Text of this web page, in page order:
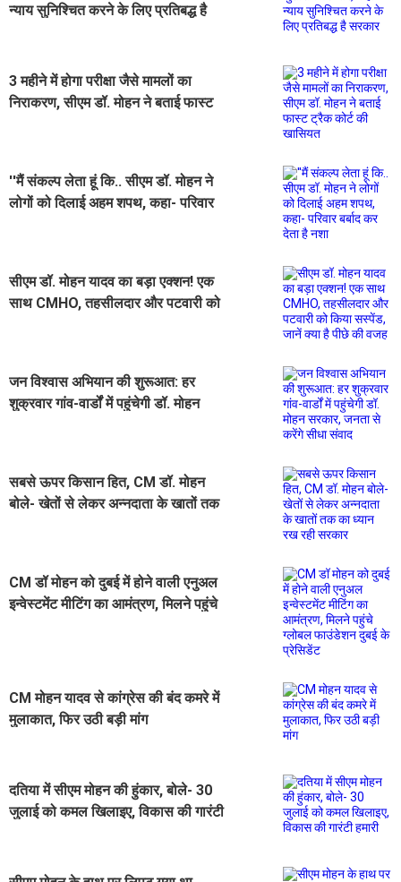
न्याय सुनिश्चित करने के लिए प्रतिबद्ध है
3 महीने में होगा परीक्षा जैसे मामलों का
निराकरण, सीएम डॉ. मोहन ने बताई फास्ट
''मैं संकल्प लेता हूं कि.. सीएम डॉ. मोहन ने
लोगों को दिलाई अहम शपथ, कहा- परिवार
सीएम डॉ. मोहन यादव का बड़ा एक्शन! एक
साथ CMHO, तहसीलदार और पटवारी को
जन विश्वास अभियान की शुरूआत: हर
शुक्रवार गांव-वार्डों में पहुंचेगी डॉ. मोहन
सबसे ऊपर किसान हित, CM डॉ. मोहन
बोले- खेतों से लेकर अन्नदाता के खातों तक
CM डॉ मोहन को दुबई में होने वाली एनुअल
इन्वेस्टमेंट मीटिंग का आमंत्रण, मिलने पहुंचे
CM मोहन यादव से कांग्रेस की बंद कमरे में
मुलाकात, फिर उठी बड़ी मांग
दतिया में सीएम मोहन की हुंकार, बोले- 30
जुलाई को कमल खिलाइए, विकास की गारंटी